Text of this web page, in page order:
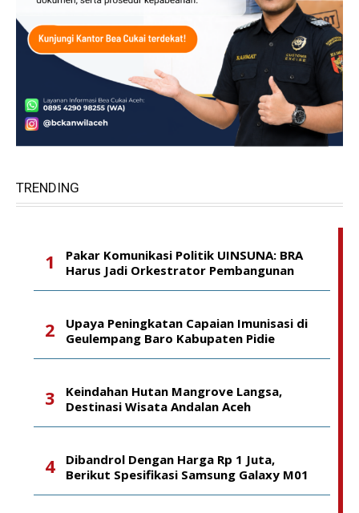
TRENDING
Pakar Komunikasi Politik UINSUNA: BRA
Harus Jadi Orkestrator Pembangunan
Upaya Peningkatan Capaian Imunisasi di
Geulempang Baro Kabupaten Pidie
Keindahan Hutan Mangrove Langsa,
Destinasi Wisata Andalan Aceh
Dibandrol Dengan Harga Rp 1 Juta,
Berikut Spesifikasi Samsung Galaxy M01